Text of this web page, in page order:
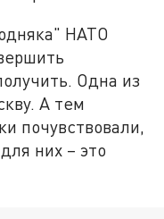
НАТО
Одна из
А тем
почувствовали,
них – это